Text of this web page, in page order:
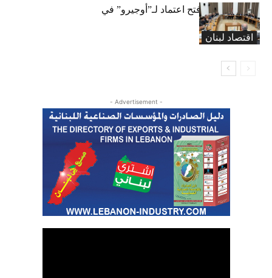
اقتصاد لبنان
لجنة المال تقرّ فتح اعتماد لـ”أوجيرو” في
موازنة 2026
- Advertisement -